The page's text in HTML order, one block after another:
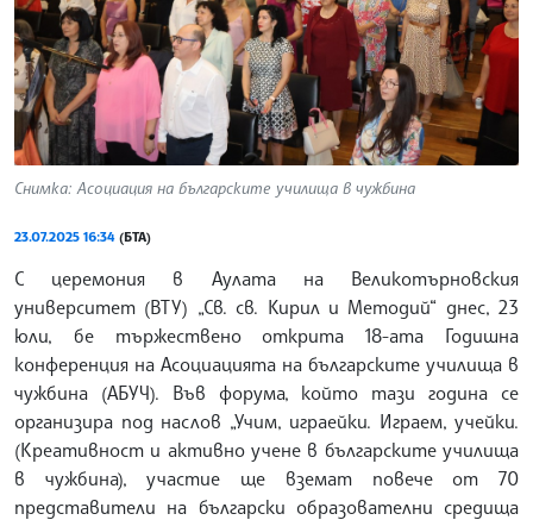
Снимка: Асоциация на българските училища в чужбина
23.07.2025 16:34 (БТА)
С церемония в Аулата на Великотърновския
университет (ВТУ) „Св. св. Кирил и Методий“ днес, 23
юли, бе тържествено открита 18-ата Годишна
конференция на Асоциацията на българските училища в
чужбина (АБУЧ). Във форума, който тази година се
организира под наслов „Учим, играейки. Играем, учейки.
(Креативност и активно учене в българските училища
в чужбина), участие ще вземат повече от 70
представители на български образователни средища